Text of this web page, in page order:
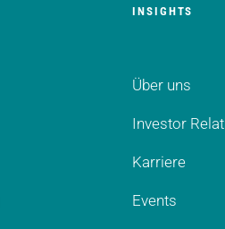
INSIGHTS
Über uns
Investor
Karriere
Events